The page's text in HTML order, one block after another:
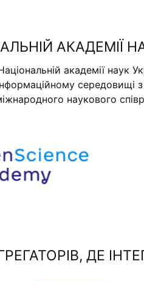
АКАДЕМІЇ
академії наук
середовищі
наукового
ДЕ